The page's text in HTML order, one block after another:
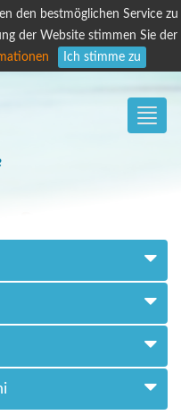
den bestmöglichen Service zu
der Website stimmen Sie der
Ich stimme zu
Toggle